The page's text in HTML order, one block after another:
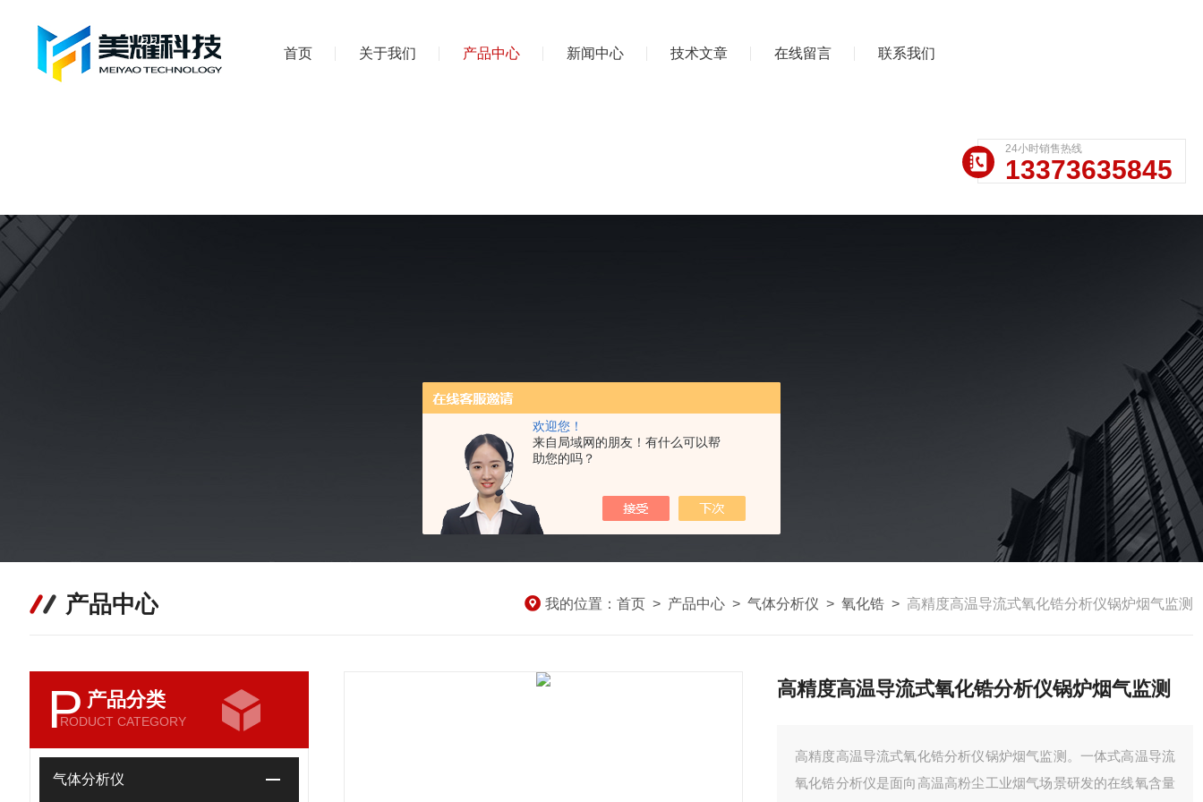
欢迎您！
来自局域网的朋友！有什么可以帮
助您的吗？
首页 关于我们 产品中心 新闻中心 技术文章 在线留言 联系我们
24小时销售热线
13373635845
产品中心 我的位置： 首页 > 产品中心 > 气体分析仪 > 氧化锆 > 高精度高温导流式氧化锆分析仪锅炉烟气监测
P 产品分类
RODUCT CATEGORY
气体分析仪
高精度高温导流式氧化锆分析仪锅炉烟气监测
高精度高温导流式氧化锆分析仪锅炉烟气监测。一体式高温导流
氧化锆分析仪是面向高温高粉尘工业烟气场景研发的在线氧含量